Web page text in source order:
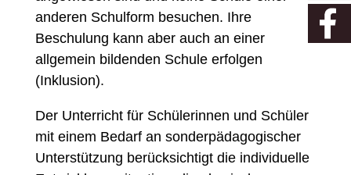
anderen Schulform besuchen. Ihre
Beschulung kann aber auch an einer
allgemein bildenden Schule erfolgen
(Inklusion).
Der Unterricht für Schülerinnen und Schüler
mit einem Bedarf an sonderpädagogischer
Unterstützung berücksichtigt die individuelle